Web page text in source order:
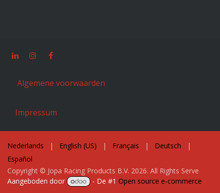
Algemene voorwaarden
Impressum
Copyright © Jopa Racing Products B.V. 2026. All Rights Serve
Nederlands | English (US) | Français | Deutsch
|
Español
Aangeboden door - De #1Open source e-commerce